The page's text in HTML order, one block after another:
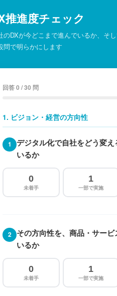
推進度チェック
のDXが今どこまで進んでいるか、そ
問で明らかにします
回答 0 / 30 問
1. ビジョン・経営の方向性
1
デジタル化で自社をどう変
いるか
0
未着手
1
一部で実施
2
その方向性を、商品・サー
いるか
0
未着手
1
一部で実施